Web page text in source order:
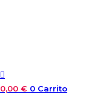
0,00 € 0 Carrito